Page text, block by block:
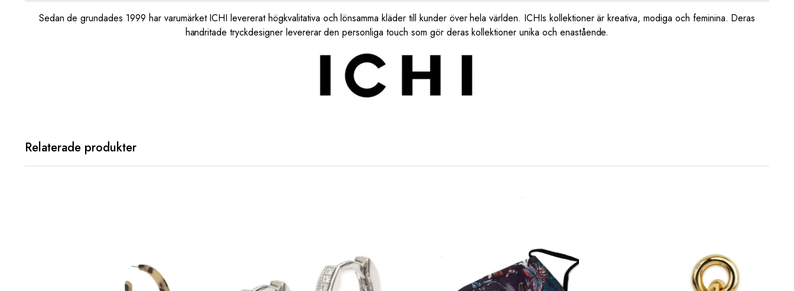
Sedan de grundades 1999 har varumärket ICHI levererat högkvalitativa och lönsamma kläder till kunder över hela världen. ICHIs kollektioner är kreativa, modiga och feminina. Deras
handritade tryckdesigner levererar den personliga touch som gör deras kollektioner unika och enastående.
Relaterade produkter